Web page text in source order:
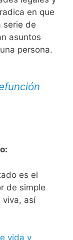
en que
serie de
asuntos
persona.
es el
de simple
viva, así
vida y